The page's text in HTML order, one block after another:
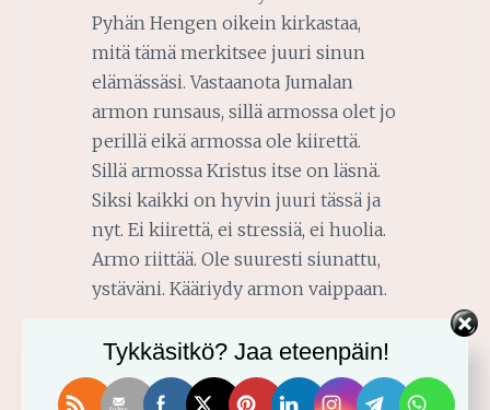
Pyhän Hengen oikein kirkastaa,
mitä tämä merkitsee juuri sinun
elämässäsi. Vastaanota Jumalan
armon runsaus, sillä armossa olet jo
perillä eikä armossa ole kiirettä.
Sillä armossa Kristus itse on läsnä.
Siksi kaikki on hyvin juuri tässä ja
nyt. Ei kiirettä, ei stressiä, ei huolia.
Armo riittää. Ole suuresti siunattu,
ystäväni. Kääriydy armon vaippaan.
Tykkäsitkö? Jaa eteenpäin!